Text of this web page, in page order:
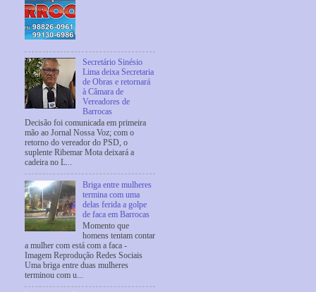
Secretário Sinésio
Lima deixa Secretaria
de Obras e retornará
à Câmara de
Vereadores de
Barrocas
Decisão foi comunicada em primeira
mão ao Jornal Nossa Voz; com o
retorno do vereador do PSD, o
suplente Ribemar Mota deixará a
cadeira no L...
Briga entre mulheres
termina com uma
delas ferida a golpe
de faca em Barrocas
Momento que
homens tentam contar
a mulher com está com a faca -
Imagem Reprodução Redes Sociais
Uma briga entre duas mulheres
terminou com u...